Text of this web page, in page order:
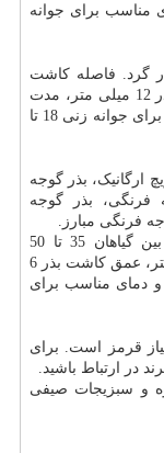
10 تا 14 روز و دمای مناسب برای جوانه
گرد. فاصله کاشت
بین گیاهان 50 تا 70 سانتی متر، عمق کاشت بذر 12 میلی متر، مدت
زمان جوانه زنی یک تا دو هفته، و دمای مناسب برای جوانه زنی 18 تا
ارگانیک، بذر گوجه
فرنگی، بذر گوجه
فرنگی مبارز.
آموزش کاشت گوجه فرنگی: فاصله کاشت بین گیاهان 35 تا 50
سانتی متر فاصله بین ردیف کاشت 60 سانتی متر، عمق کاشت بذر 6
زمان جوانه زنی 6 تا 10 روز، و دمای مناسب برای
پیاز قرمز است. برای
در ارتباط باشید.
و سبزیجات صیفی